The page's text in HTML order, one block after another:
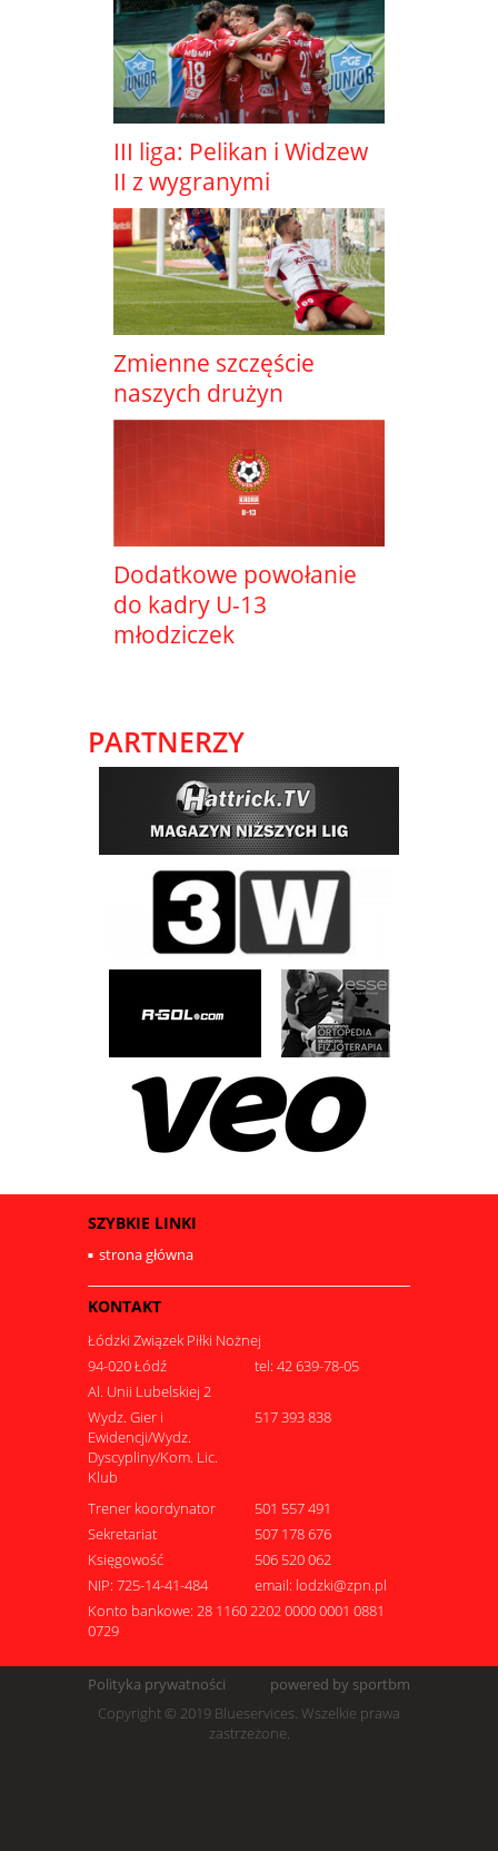
III liga: Pelikan i Widzew
II z wygranymi
Zmienne szczęście
naszych drużyn
Dodatkowe powołanie
do kadry U-13
młodziczek
PARTNERZY
SZYBKIE LINKI
strona główna
KONTAKT
Łódzki Związek Piłki Nożnej
94-020 Łódź
tel: 42 639-78-05
Al. Unii Lubelskiej 2
Wydz. Gier i
Ewidencji/Wydz.
Dyscypliny/Kom. Lic.
Klub
517 393 838
Trener koordynator
501 557 491
Sekretariat
507 178 676
Księgowość
506 520 062
NIP: 725-14-41-484
email: lodzki@zpn.pl
Konto bankowe: 28 1160 2202 0000 0001 0881
0729
Polityka prywatności
powered by sportbm
Copyright © 2019 Blueservices. Wszelkie prawa
zastrzeżone.